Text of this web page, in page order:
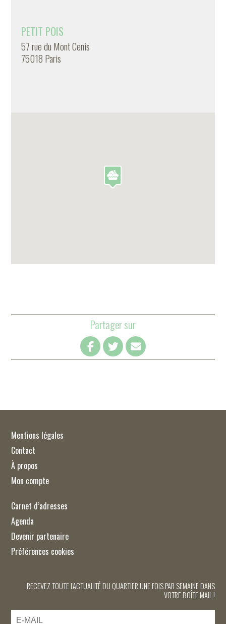
PETIT POIS
57 rue du Mont Cenis
75018 Paris
Partager sur
Mentions légales
Contact
À propos
Mon compte
Carnet d’adresses
Agenda
Devenir partenaire
Préférences cookies
RECEVEZ TOUTE L'ACTUALITÉ DU QUARTIER UNE FOIS PAR SEMAINE DANS
VOTRE BOÎTE MAIL !